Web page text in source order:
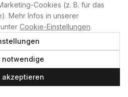
Cookies (z. B. für das
Mehr Infos in unserer
Cookie-Einstellungen.
notwendige
akzeptieren